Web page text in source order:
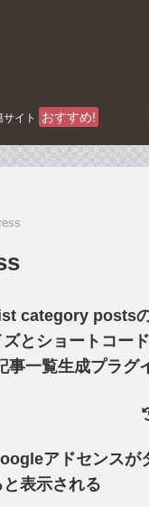
サイト おすすめ!
category posts
ズとショートコー
事一覧生成プラグ
アドセンスが
と表示される